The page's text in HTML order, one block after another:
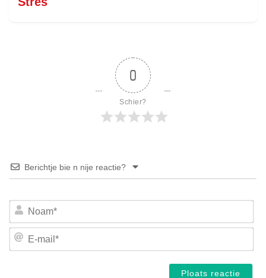
0
Schier?
Berichtje bie n nije reactie?
E-